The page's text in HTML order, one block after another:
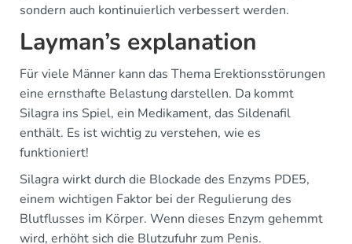
sondern auch kontinuierlich verbessert werden.
Layman’s explanation
Für viele Männer kann das Thema Erektionsstörungen
eine ernsthafte Belastung darstellen. Da kommt
Silagra ins Spiel, ein Medikament, das Sildenafil
enthält. Es ist wichtig zu verstehen, wie es
funktioniert!
Silagra wirkt durch die Blockade des Enzyms PDE5,
einem wichtigen Faktor bei der Regulierung des
Blutflusses im Körper. Wenn dieses Enzym gehemmt
wird, erhöht sich die Blutzufuhr zum Penis.